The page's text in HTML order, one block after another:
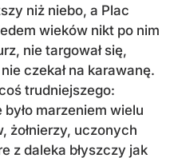
niż niebo, a Plac
wieków nikt po nim
nie targował się,
czekał na karawanę.
trudniejszego:
marzeniem wielu
żołnierzy, uczonych
z daleka błyszczy jak